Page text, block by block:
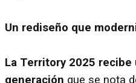
Un rediseño que
La Territory 2025
generación que se nota